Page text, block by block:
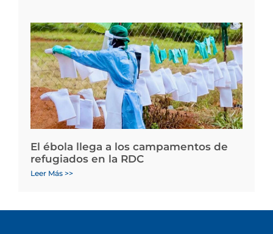
El ébola llega a los campamentos de
refugiados en la RDC
Leer Más >>